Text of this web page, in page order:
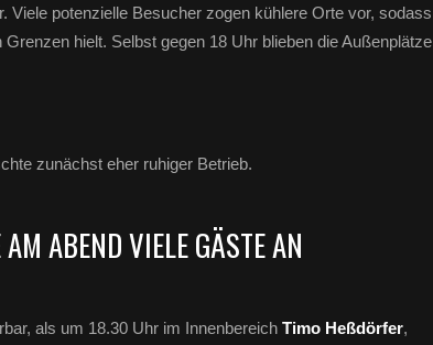
Viele potenzielle Besucher zogen kühlere Orte vor, sodass
hielt. Selbst gegen 18 Uhr blieben die Außenplätze
zunächst eher ruhiger Betrieb.
ABEND VIELE GÄSTE AN
als um 18.30 Uhr im Innenbereich Timo Heßdörfer,